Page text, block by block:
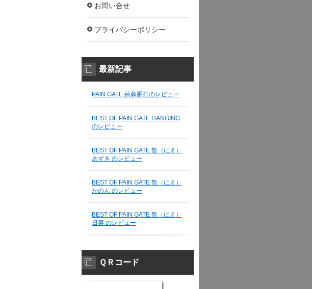
お問い合せ
プライバシーポリシー
最新記事
PAIN GATE 荊棘胴打のレビュー
BEST OF PAIN GATE HANGING
のレビュー
BEST OF PAIN GATE 贄（にえ）
あずき のレビュー
BEST OF PAIN GATE 贄（にえ）
かのん のレビュー
BEST OF PAIN GATE 贄（にえ）
日菜 のレビュー
ＱＲコード